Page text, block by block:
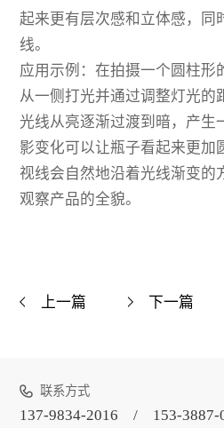
起来更有层次感和立体感，同
线。
应用示例：在拍摄一个圆柱形
从一侧打光并通过调整灯光的
光线从亮逐渐过渡到暗，产生
影变化可以让瓶子看起来更加
视线会自然地沿着光线渐变的
观察产品的全貌。
上一篇 下一篇
联系方式
137-9834-2016 / 153-3887-